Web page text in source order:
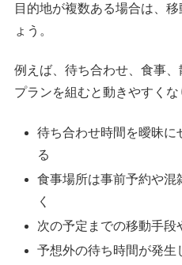
目的地が複数ある場合は、
ょう。
例えば、待ち合わせ、食事
プランを組むと動きやすくな
待ち合わせ時間を曖昧に
る
食事場所は事前予約や混
く
次の予定までの移動手段
予想外の待ち時間が発生